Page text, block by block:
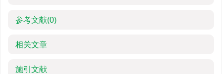
参考文献(0)
相关文章
施引文献